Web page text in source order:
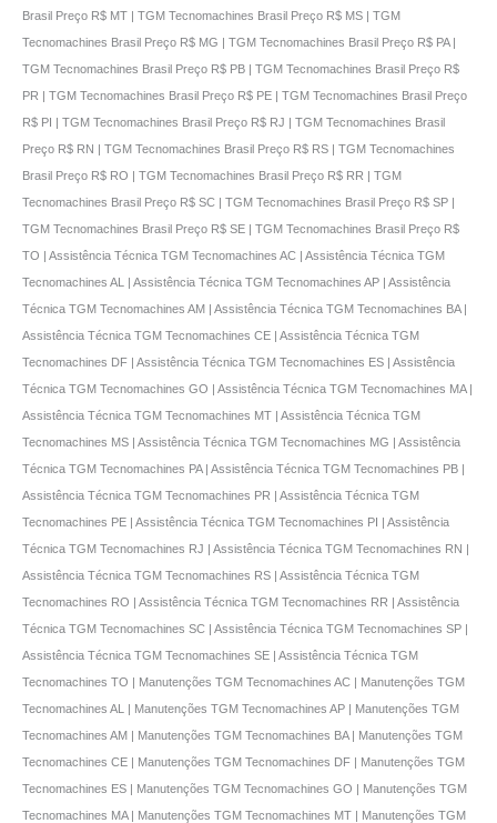
Brasil Preço R$ MT | TGM Tecnomachines Brasil Preço R$ MS | TGM
Tecnomachines Brasil Preço R$ MG | TGM Tecnomachines Brasil Preço R$ PA |
TGM Tecnomachines Brasil Preço R$ PB | TGM Tecnomachines Brasil Preço R$
PR | TGM Tecnomachines Brasil Preço R$ PE | TGM Tecnomachines Brasil Preço
R$ PI | TGM Tecnomachines Brasil Preço R$ RJ | TGM Tecnomachines Brasil
Preço R$ RN | TGM Tecnomachines Brasil Preço R$ RS | TGM Tecnomachines
Brasil Preço R$ RO | TGM Tecnomachines Brasil Preço R$ RR | TGM
Tecnomachines Brasil Preço R$ SC | TGM Tecnomachines Brasil Preço R$ SP |
TGM Tecnomachines Brasil Preço R$ SE | TGM Tecnomachines Brasil Preço R$
TO | Assistência Técnica TGM Tecnomachines AC | Assistência Técnica TGM
Tecnomachines AL | Assistência Técnica TGM Tecnomachines AP | Assistência
Técnica TGM Tecnomachines AM | Assistência Técnica TGM Tecnomachines BA |
Assistência Técnica TGM Tecnomachines CE | Assistência Técnica TGM
Tecnomachines DF | Assistência Técnica TGM Tecnomachines ES | Assistência
Técnica TGM Tecnomachines GO | Assistência Técnica TGM Tecnomachines MA |
Assistência Técnica TGM Tecnomachines MT | Assistência Técnica TGM
Tecnomachines MS | Assistência Técnica TGM Tecnomachines MG | Assistência
Técnica TGM Tecnomachines PA | Assistência Técnica TGM Tecnomachines PB |
Assistência Técnica TGM Tecnomachines PR | Assistência Técnica TGM
Tecnomachines PE | Assistência Técnica TGM Tecnomachines PI | Assistência
Técnica TGM Tecnomachines RJ | Assistência Técnica TGM Tecnomachines RN |
Assistência Técnica TGM Tecnomachines RS | Assistência Técnica TGM
Tecnomachines RO | Assistência Técnica TGM Tecnomachines RR | Assistência
Técnica TGM Tecnomachines SC | Assistência Técnica TGM Tecnomachines SP |
Assistência Técnica TGM Tecnomachines SE | Assistência Técnica TGM
Tecnomachines TO | Manutenções TGM Tecnomachines AC | Manutenções TGM
Tecnomachines AL | Manutenções TGM Tecnomachines AP | Manutenções TGM
Tecnomachines AM | Manutenções TGM Tecnomachines BA | Manutenções TGM
Tecnomachines CE | Manutenções TGM Tecnomachines DF | Manutenções TGM
Tecnomachines ES | Manutenções TGM Tecnomachines GO | Manutenções TGM
Tecnomachines MA | Manutenções TGM Tecnomachines MT | Manutenções TGM